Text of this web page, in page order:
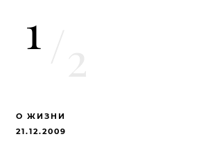
1
О ЖИЗНИ
21.12.2009